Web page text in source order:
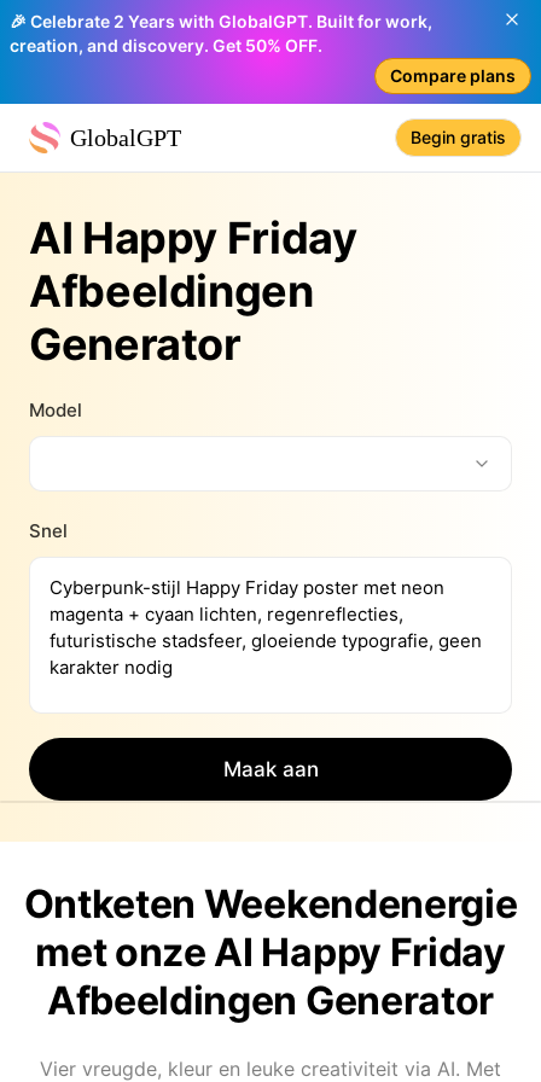
🎉 Celebrate 2 Years with GlobalGPT. Built for work,
creation, and discovery. Get 50% OFF.
Compare plans
GlobalGPT Begin gratis
AI Happy Friday
Afbeeldingen
Generator
Model
Snel
Maak aan
Ontketen Weekendenergie
met onze AI Happy Friday
Afbeeldingen Generator
Vier vreugde, kleur en leuke creativiteit via AI. Met